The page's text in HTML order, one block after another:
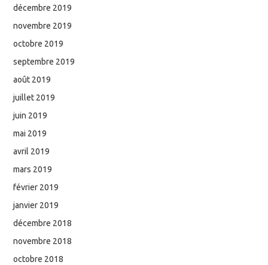
décembre 2019
novembre 2019
octobre 2019
septembre 2019
août 2019
juillet 2019
juin 2019
mai 2019
avril 2019
mars 2019
février 2019
janvier 2019
décembre 2018
novembre 2018
octobre 2018